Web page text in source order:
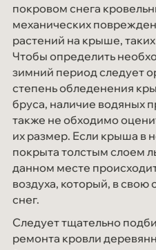
покровом снега
механических
растений на крыше,
Чтобы определить
зимний период следует
степень обледенения
бруса, наличие водяных
также не обходимо
их размер. Если крыша в
покрыта толстым слоем
данном месте
воздуха, который, в свою
снег.
Следует тщательно
ремонта кровли